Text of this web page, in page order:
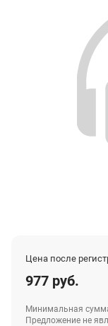
Цена после
977 руб.
Минимальная
Предложение не